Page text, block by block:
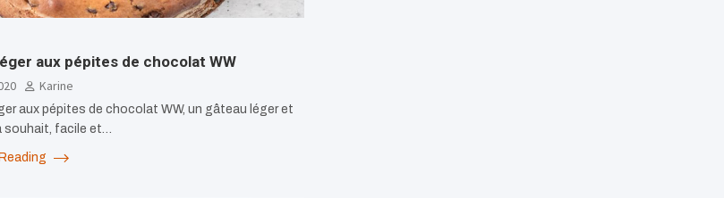
aux pépites de chocolat WW
Karine
aux pépites de chocolat WW, un gâteau léger et
souhait, facile et…